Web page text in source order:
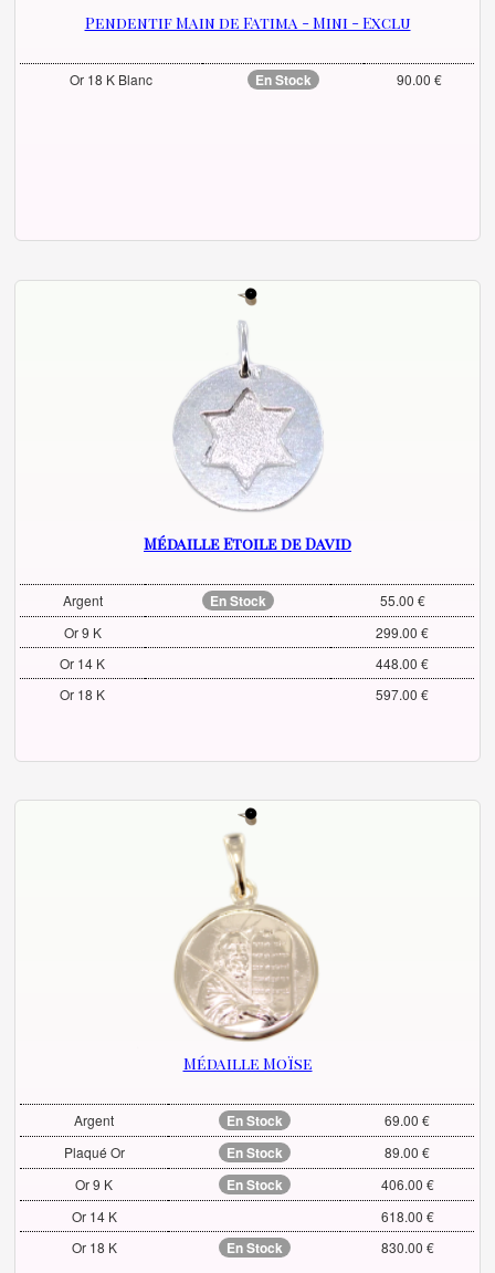
Pendentif Main de Fatima - Mini - Exclu
Or 18 K Blanc En Stock 90.00 €
Médaille Etoile de David
Argent En Stock
55.00 €
Or 9 K
299.00 €
Or 14 K
448.00 €
Or 18 K
597.00 €
Médaille Moïse
Argent En Stock
69.00 €
Plaqué Or
En Stock
89.00 €
Or 9 K
En Stock
406.00 €
Or 14 K
618.00 €
Or 18 K
En Stock 830.00 €